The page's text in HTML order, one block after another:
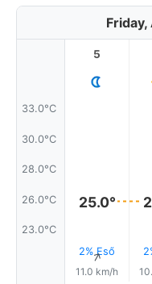
33.0°C
30.0°C
28.0°C
26.0°C
23.0°C
5
25.0°
2% Eső
↑
11.0 km/h